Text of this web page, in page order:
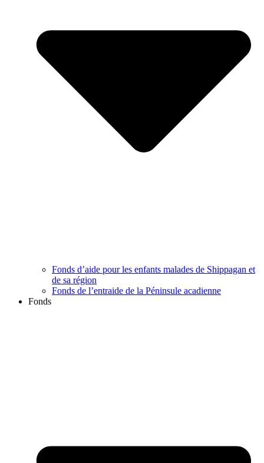
Fonds d’aide pour les enfants malades de Shippagan et
de sa région
Fonds de l’entraide de la Péninsule acadienne
Fonds